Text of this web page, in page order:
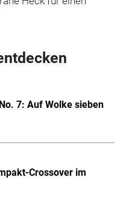
7: Auf Wolke sieben
Crossover im